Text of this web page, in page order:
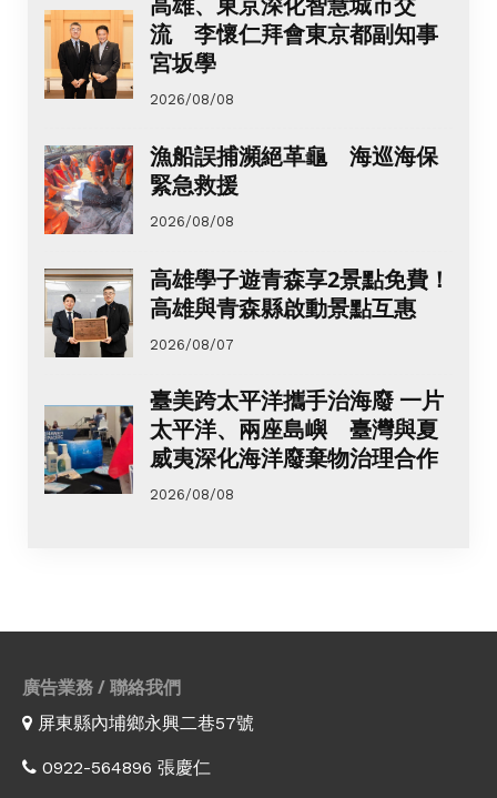
流 李懷仁拜會東京都副知事
宮坂學
2026/08/08
漁船誤捕瀕絕革龜 海巡海保
緊急救援
2026/08/08
高雄學子遊青森享2景點免費！
高雄與青森縣啟動景點互惠
2026/08/07
臺美跨太平洋攜手治海廢 一片
太平洋、兩座島嶼 臺灣與夏
威夷深化海洋廢棄物治理合作
2026/08/08
廣告業務 / 聯絡我們
屏東縣內埔鄉永興二巷57號
0922-564896 張慶仁